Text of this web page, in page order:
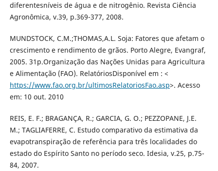
diferentesníveis de água e de nitrogênio. Revista Ciência
Agronômica, v.39, p.369-377, 2008.
MUNDSTOCK, C.M.;THOMAS,A.L. Soja: Fatores que afetam o
crescimento e rendimento de grãos. Porto Alegre, Evangraf,
2005. 31p.Organização das Nações Unidas para Agricultura
e Alimentação (FAO). RelatóriosDisponível em : <
https://www.fao.org.br/ultimosRelatoriosFao.asp>. Acesso
em: 10 out. 2010
REIS, E. F.; BRAGANÇA, R.; GARCIA, G. O.; PEZZOPANE, J.E.
M.; TAGLIAFERRE, C. Estudo comparativo da estimativa da
evapotranspiração de referência para três localidades do
estado do Espírito Santo no período seco. Idesia, v.25, p.75-
84, 2007.